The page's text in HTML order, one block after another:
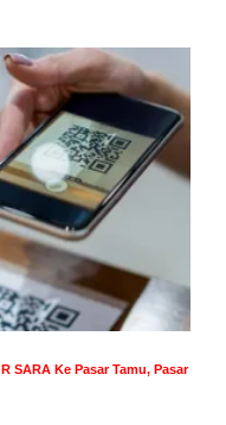
SARA Ke Pasar Tamu, Pasar